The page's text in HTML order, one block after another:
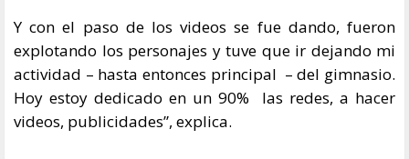
Y con el paso de los videos se fue dando, fueron
explotando los personajes y tuve que ir dejando mi
actividad – hasta entonces principal – del gimnasio.
Hoy estoy dedicado en un 90% las redes, a hacer
videos, publicidades”, explica.